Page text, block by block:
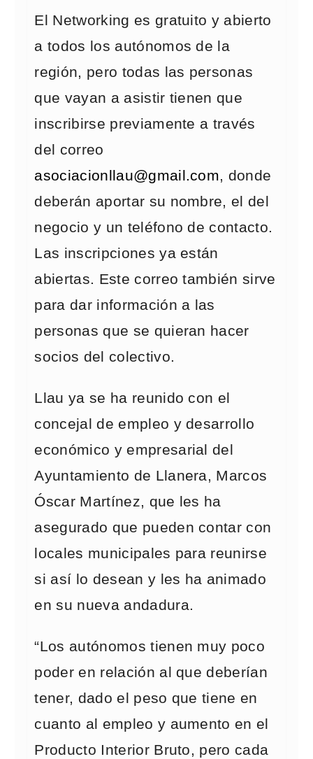
El Networking es gratuito y abierto
a todos los autónomos de la
región, pero todas las personas
que vayan a asistir tienen que
inscribirse previamente a través
del correo
asociacionllau@gmail.com, donde
deberán aportar su nombre, el del
negocio y un teléfono de contacto.
Las inscripciones ya están
abiertas. Este correo también sirve
para dar información a las
personas que se quieran hacer
socios del colectivo.
Llau ya se ha reunido con el
concejal de empleo y desarrollo
económico y empresarial del
Ayuntamiento de Llanera, Marcos
Óscar Martínez, que les ha
asegurado que pueden contar con
locales municipales para reunirse
si así lo desean y les ha animado
en su nueva andadura.
“Los autónomos tienen muy poco
poder en relación al que deberían
tener, dado el peso que tiene en
cuanto al empleo y aumento en el
Producto Interior Bruto, pero cada